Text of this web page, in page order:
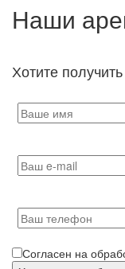
Наши
Хотите
Согласен на